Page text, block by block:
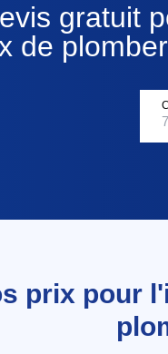
gratuit
de
prix pour